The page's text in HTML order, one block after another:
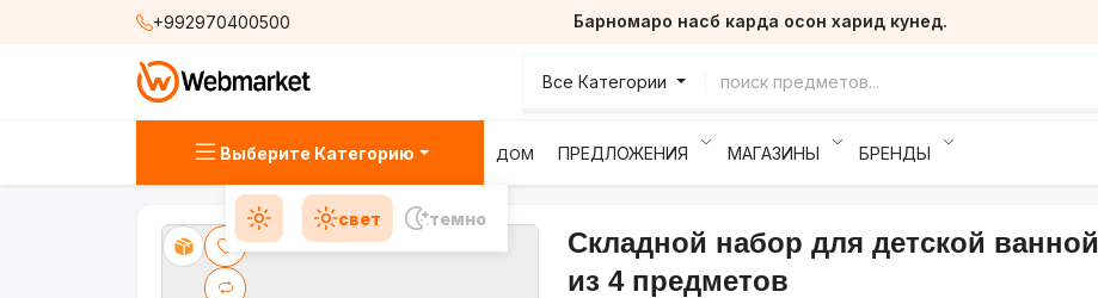
+992970400500 Барномаро насб карда осон харид кунед.
Все Категории
Выберите Категорию ДОМ ПРЕДЛОЖЕНИЯ МАГАЗИНЫ БРЕНДЫ
свет темно
Складной набор для детской ванной
из 4 предметов